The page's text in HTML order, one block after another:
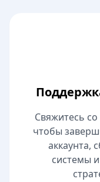
Свяжитесь
чтобы
аккаунта,
системы